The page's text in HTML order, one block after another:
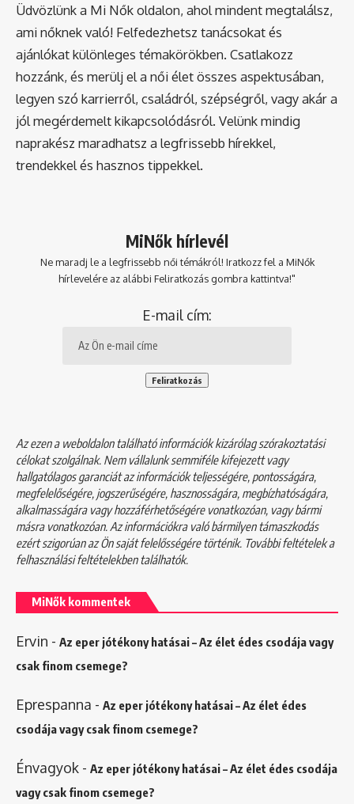
Üdvözlünk a Mi Nők oldalon, ahol mindent megtalálsz,
ami nőknek való! Felfedezhetsz tanácsokat és
ajánlókat különleges témakörökben. Csatlakozz
hozzánk, és merülj el a női élet összes aspektusában,
legyen szó karrierről, családról, szépségről, vagy akár a
jól megérdemelt kikapcsolódásról. Velünk mindig
naprakész maradhatsz a legfrissebb hírekkel,
trendekkel és hasznos tippekkel.
MiNők hírlevél
Ne maradj le a legfrissebb női témákról! Iratkozz fel a MiNők
hírlevelére az alábbi Feliratkozás gombra kattintva!"
E-mail cím:
Az ezen a weboldalon található információk kizárólag szórakoztatási
célokat szolgálnak. Nem vállalunk semmiféle kifejezett vagy
hallgatólagos garanciát az információk teljességére, pontosságára,
megfelelőségére, jogszerűségére, hasznosságára, megbízhatóságára,
alkalmasságára vagy hozzáférhetőségére vonatkozóan, vagy bármi
másra vonatkozóan. Az információkra való bármilyen támaszkodás
ezért szigorúan az Ön saját felelősségére történik. További feltételek a
felhasználási feltételekbentalálhatók.
MiNők kommentek
Ervin - Az eper jótékony hatásai – Az élet édes csodája vagy
csak finom csemege?
Eprespanna - Az eper jótékony hatásai – Az élet édes
csodája vagy csak finom csemege?
Énvagyok - Az eper jótékony hatásai – Az élet édes csodája
vagy csak finom csemege?